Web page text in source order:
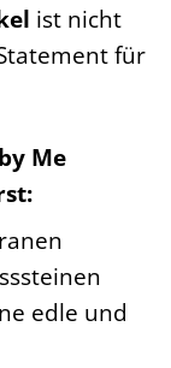
ist nicht
für
Me
edle und